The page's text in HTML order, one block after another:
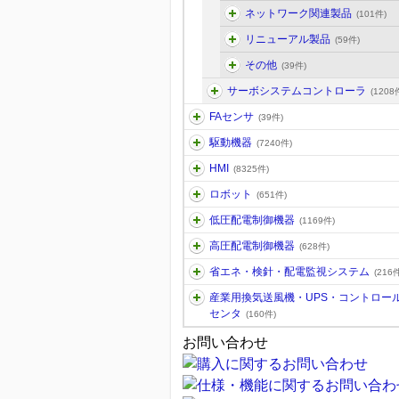
ネットワーク関連製品 (101件)
リニューアル製品 (59件)
その他 (39件)
サーボシステムコントローラ (1208
FAセンサ (39件)
駆動機器 (7240件)
HMI (8325件)
ロボット (651件)
低圧配電制御機器 (1169件)
高圧配電制御機器 (628件)
省エネ・検針・配電監視システム (216
産業用換気送風機・UPS・コントロー
センタ
(160件)
お問い合わせ